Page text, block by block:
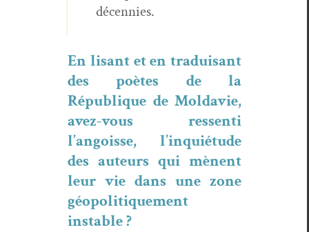
décennies.
En lisant et en traduisant
des poètes de la
République de Mol­davie,
avez-vous ressen­ti
l’angoisse, l’inquiétude
des auteurs qui mènent
leur vie dans une zone
géopoli­tique­ment
instable ?